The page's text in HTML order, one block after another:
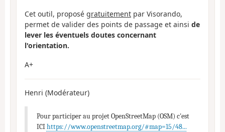
Cet outil, proposé gratuitement par Visorando,
permet de valider des points de passage et ainsi de
lever les éventuels doutes concernant
l'orientation.
A+
Henri (Modérateur)
Pour participer au projet OpenStreetMap (OSM) c'est
ICIhttps://www.openstreetmap.org/#map=15/48...